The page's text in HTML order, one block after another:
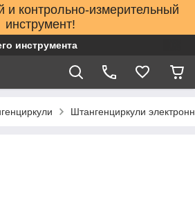
контрольно-измерительный
инструмент!
инструмента
Штангенциркули